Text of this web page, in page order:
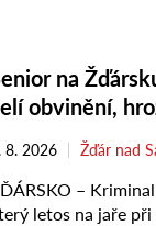
na
obvinění,
8. 2026 Žďár nad
–
letos na jaře